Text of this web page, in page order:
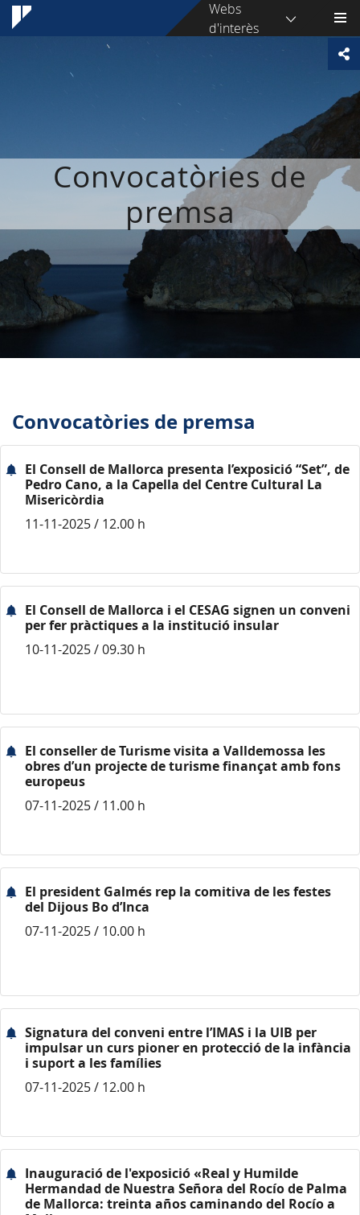
Webs
d'interès
Convocatòries de
premsa
Convocatòries de premsa
El Consell de Mallorca presenta l’exposició “Set”, de
Pedro Cano, a la Capella del Centre Cultural La
Misericòrdia
11-11-2025 / 12.00 h
El Consell de Mallorca i el CESAG signen un conveni
per fer pràctiques a la institució insular
10-11-2025 / 09.30 h
El conseller de Turisme visita a Valldemossa les
obres d’un projecte de turisme finançat amb fons
europeus
07-11-2025 / 11.00 h
El president Galmés rep la comitiva de les festes
del Dijous Bo d’Inca
07-11-2025 / 10.00 h
Signatura del conveni entre l’IMAS i la UIB per
impulsar un curs pioner en protecció de la infància
i suport a les famílies
07-11-2025 / 12.00 h
Inauguració de l'exposició «Real y Humilde
Hermandad de Nuestra Señora del Rocío de Palma
de Mallorca: treinta años caminando del Rocío a